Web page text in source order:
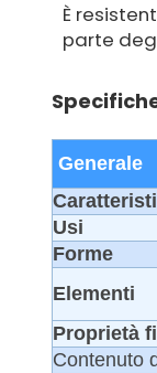
È
parte
Generale
Usi
Forme
Elementi
Proprietà
Contenuto